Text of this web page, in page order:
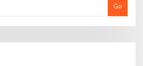
Go